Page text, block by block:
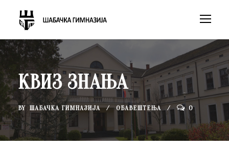
КВИЗ ЗНАЊА
BY ШАБАЧКА ГИМНАЗИЈА ОБАВЕШТЕЊА 0